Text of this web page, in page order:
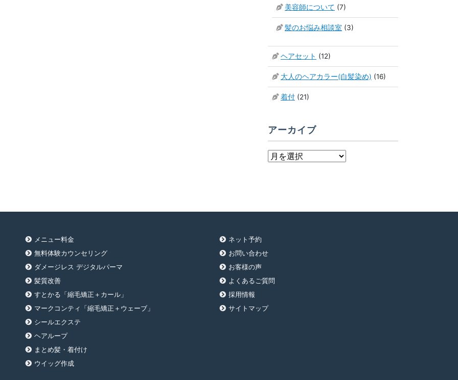
美容師について (7)
髪のお悩み相談室 (3)
ヘアセット (12)
大人のヘアカラー(白髪染め) (16)
着付 (21)
アーカイブ
ア
メニュー料金
無料体験カウンセリング
ダメージレス デジタルパーマ
髪質改善
すとかる「縮毛矯正＋カール」
マークコンティ「縮毛矯正＋ウェーブ」
シールエクステ
ヘアループ
まとめ髪・着付け
ウイッグ作成
ネット予約
お問い合わせ
お客様の声
よくあるご質問
採用情報
サイトマップ